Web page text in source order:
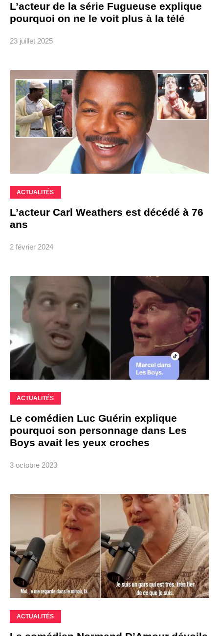
L’acteur de la série Fugueuse explique
pourquoi on ne le voit plus à la télé
23 juillet 2025
ACTUALITÉS
L’acteur Carl Weathers est décédé à 76
ans
2 février 2024
ACTUALITÉS
Le comédien Luc Guérin explique
pourquoi son personnage dans Les
Boys avait les yeux croches
3 octobre 2023
ACTUALITÉS